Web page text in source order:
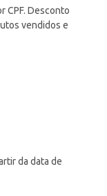
CPF. Desconto
vendidos e
da data de